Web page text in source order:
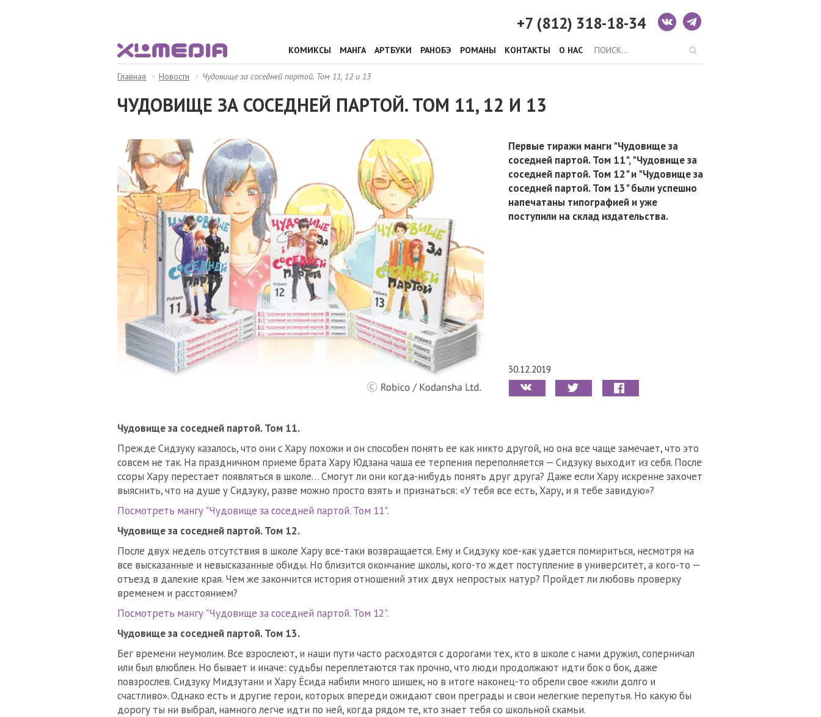
+7 (812) 318-18-34
КОМИКСЫ МАНГА АРТБУКИ РАНОБЭ РОМАНЫ КОНТАКТЫ О НАС
Главная Новости Чудовище за соседней партой. Том 11, 12 и 13
ЧУДОВИЩЕ ЗА СОСЕДНЕЙ ПАРТОЙ. ТОМ 11, 12 И 13
Первые тиражи манги "Чудовище за
соседней партой. Том 11", "Чудовище за
соседней партой. Том 12" и "Чудовище за
соседней партой. Том 13" были успешно
напечатаны типографией и уже
поступили на склад издательства.
30.12.2019
Чудовище за соседней партой. Том 11.
Прежде Сидзуку казалось, что они с Хару похожи и он способен понять ее как никто другой, но она все чаще замечает, что это
совсем не так. На праздничном приеме брата Хару Юдзана чаша ее терпения переполняется — Сидзуку выходит из себя. После
ссоры Хару перестает появляться в школе… Смогут ли они когда-нибудь понять друг друга? Даже если Хару искренне захочет
выяснить, что на душе у Сидзуку, разве можно просто взять и признаться: «У тебя все есть, Хару, и я тебе завидую»?
Посмотреть мангу "Чудовище за соседней партой. Том 11".
Чудовище за соседней партой. Том 12.
После двух недель отсутствия в школе Хару все-таки возвращается. Ему и Сидзуку кое-как удается помириться, несмотря на
все высказанные и невысказанные обиды. Но близится окончание школы, кого-то ждет поступление в университет, а кого-то —
отъезд в далекие края. Чем же закончится история отношений этих двух непростых натур? Пройдет ли любовь проверку
временем и расстоянием?
Посмотреть мангу "Чудовище за соседней партой. Том 12".
Чудовище за соседней партой. Том 13.
Бег времени неумолим. Все взрослеют, и наши пути часто расходятся с дорогами тех, кто в школе с нами дружил, соперничал
или был влюблен. Но бывает и иначе: судьбы переплетаются так прочно, что люди продолжают идти бок о бок, даже
повзрослев. Сидзуку Мидзутани и Хару Ёсида набили много шишек, но в итоге наконец-то обрели свое «жили долго и
счастливо». Однако есть и другие герои, которых впереди ожидают свои преграды и свои нелегкие перепутья. Но какую бы
дорогу ты ни выбрал, намного легче идти по ней, когда рядом те, кто знает тебя со школьной скамьи.